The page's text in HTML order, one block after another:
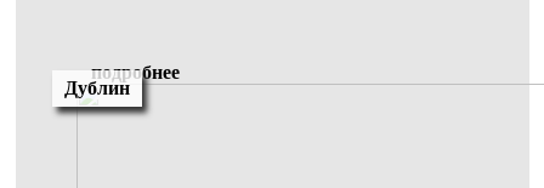
подробнее
Дублин